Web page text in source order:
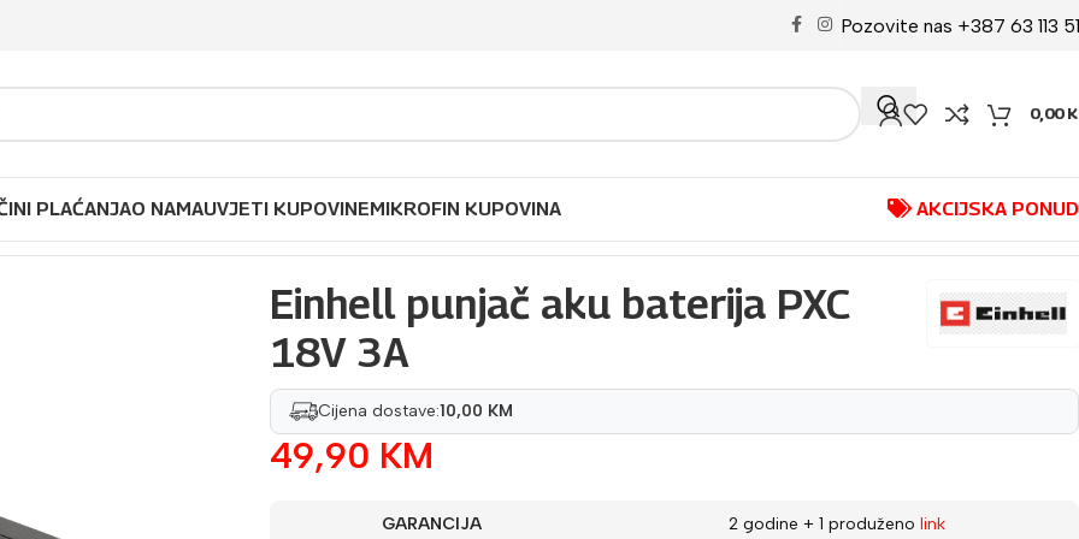
Pozovite nas +387 63 113
0,00
PLAĆANJAO NAMAUVJETI KUPOVINEMIKROFIN KUPOVINA AKCIJSKA
Einhell punjač aku baterija PXC
18V 3A
Cijena dostave:10,00 KM
49,90 KM
GARANCIJA 2 godine + 1 produženo link